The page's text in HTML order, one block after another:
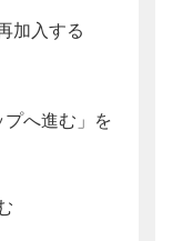
プへ進む」を